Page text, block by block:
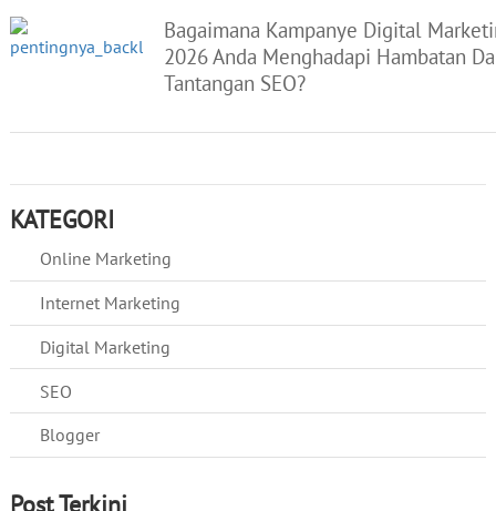
Bagaimana Kampanye Digital
2026 Anda Menghadapi Hambatan
Tantangan SEO?
KATEGORI
Online Marketing
Internet Marketing
Digital Marketing
SEO
Blogger
Post Terkini